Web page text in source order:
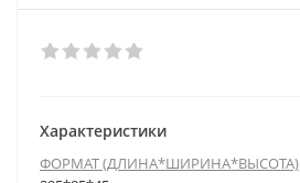
Характеристики
ФОРМАТ (ДЛИНА*ШИРИНА*ВЫСОТА)